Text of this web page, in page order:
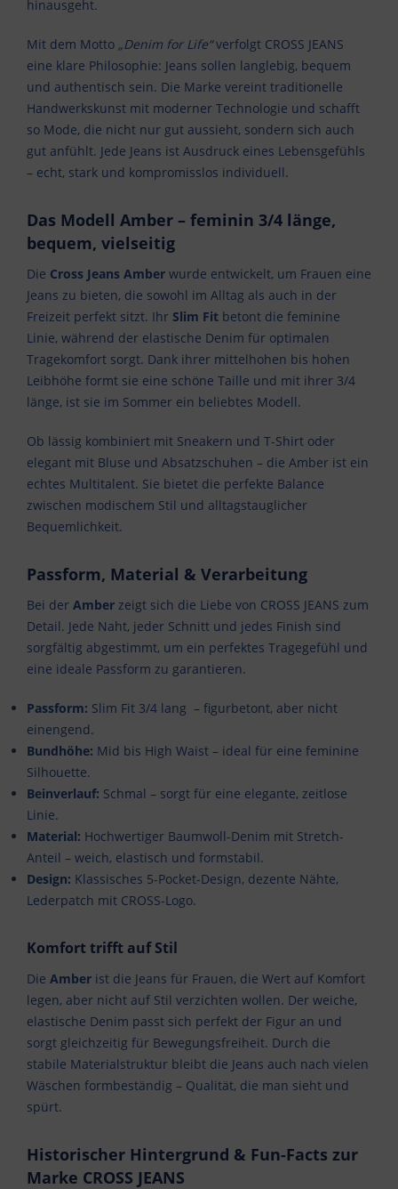
hinausgeht.
Mit dem Motto „Denim for Life“verfolgt CROSS JEANS
eine klare Philosophie: Jeans sollen langlebig, bequem
und authentisch sein. Die Marke vereint traditionelle
Handwerkskunst mit moderner Technologie und schafft
so Mode, die nicht nur gut aussieht, sondern sich auch
gut anfühlt. Jede Jeans ist Ausdruck eines Lebensgefühls
– echt, stark und kompromisslos individuell.
Das Modell Amber – feminin 3/4 länge,
bequem, vielseitig
Die Cross Jeans Amber wurde entwickelt, um Frauen eine
Jeans zu bieten, die sowohl im Alltag als auch in der
Freizeit perfekt sitzt. Ihr Slim Fit betont die feminine
Linie, während der elastische Denim für optimalen
Tragekomfort sorgt. Dank ihrer mittelhohen bis hohen
Leibhöhe formt sie eine schöne Taille und mit ihrer 3/4
länge, ist sie im Sommer ein beliebtes Modell.
Ob lässig kombiniert mit Sneakern und T-Shirt oder
elegant mit Bluse und Absatzschuhen – die Amber ist ein
echtes Multitalent. Sie bietet die perfekte Balance
zwischen modischem Stil und alltagstauglicher
Bequemlichkeit.
Passform, Material & Verarbeitung
Bei der Amber zeigt sich die Liebe von CROSS JEANS zum
Detail. Jede Naht, jeder Schnitt und jedes Finish sind
sorgfältig abgestimmt, um ein perfektes Tragegefühl und
eine ideale Passform zu garantieren.
Passform: Slim Fit 3/4 lang – figurbetont, aber nicht
einengend.
Bundhöhe: Mid bis High Waist – ideal für eine feminine
Silhouette.
Beinverlauf: Schmal – sorgt für eine elegante, zeitlose
Linie.
Material: Hochwertiger Baumwoll-Denim mit Stretch-
Anteil – weich, elastisch und formstabil.
Design: Klassisches 5-Pocket-Design, dezente Nähte,
Lederpatch mit CROSS-Logo.
Komfort trifft auf Stil
Die Amber ist die Jeans für Frauen, die Wert auf Komfort
legen, aber nicht auf Stil verzichten wollen. Der weiche,
elastische Denim passt sich perfekt der Figur an und
sorgt gleichzeitig für Bewegungsfreiheit. Durch die
stabile Materialstruktur bleibt die Jeans auch nach vielen
Wäschen formbeständig – Qualität, die man sieht und
spürt.
Historischer Hintergrund & Fun-Facts zur
Marke CROSS JEANS